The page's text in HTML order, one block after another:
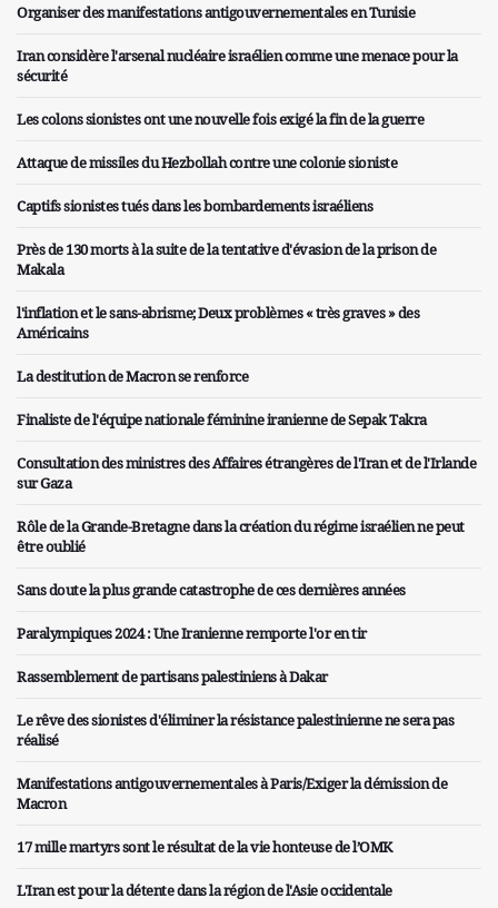
Organiser des manifestations antigouvernementales en Tunisie
Iran considère l'arsenal nucléaire israélien comme une menace pour la
sécurité
Les colons sionistes ont une nouvelle fois exigé la fin de la guerre
Attaque de missiles du Hezbollah contre une colonie sioniste
Captifs sionistes tués dans les bombardements israéliens
Près de 130 morts à la suite de la tentative d'évasion de la prison de
Makala
l'inflation et le sans-abrisme; Deux problèmes « très graves » des
Américains
La destitution de Macron se renforce
Finaliste de l'équipe nationale féminine iranienne de Sepak Takra
Consultation des ministres des Affaires étrangères de l'Iran et de l'Irlande
sur Gaza
Rôle de la Grande-Bretagne dans la création du régime israélien ne peut
être oublié
Sans doute la plus grande catastrophe de ces dernières années
Paralympiques 2024 : Une Iranienne remporte l'or en tir
Rassemblement de partisans palestiniens à Dakar
Le rêve des sionistes d'éliminer la résistance palestinienne ne sera pas
réalisé
Manifestations antigouvernementales à Paris/Exiger la démission de
Macron
17 mille martyrs sont le résultat de la vie honteuse de l’OMK
L'Iran est pour la détente dans la région de l'Asie occidentale